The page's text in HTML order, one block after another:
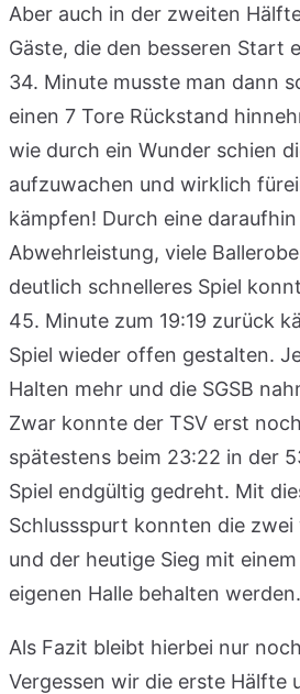
Aber auch in der zweiten
Gäste, die den besseren Start
34. Minute musste man dann
einen 7 Tore Rückstand
wie durch ein Wunder schien
aufzuwachen und wirklich
kämpfen! Durch eine
Abwehrleistung, viele
deutlich schnelleres Spiel
45. Minute zum 19:19 zurück
Spiel wieder offen gestalten.
Halten mehr und die SGSB
Zwar konnte der TSV erst
spätestens beim 23:22 in der
Spiel endgültig gedreht. Mit
Schlussspurt konnten die
und der heutige Sieg mit
eigenen Halle behalten werden.
Als Fazit bleibt hierbei nur
Vergessen wir die erste Hälfte